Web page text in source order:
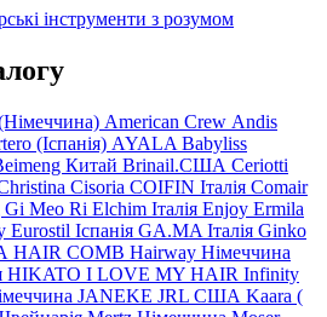
інструменти з розумом
American Crew Andis
(Іспанія) AYALA Babyliss
Китай Brinail.США Ceriotti
Cisoria COIFIN Італія Comair
Gi Meo Ri Elchim Італія Enjoy Ermila
Eurostil Іспанія GA.MA Італія Ginko
HAIR COMB Hairway Німеччина
HIKATO I LOVE MY HAIR Infinity
JANEKE JRL США Kaara (